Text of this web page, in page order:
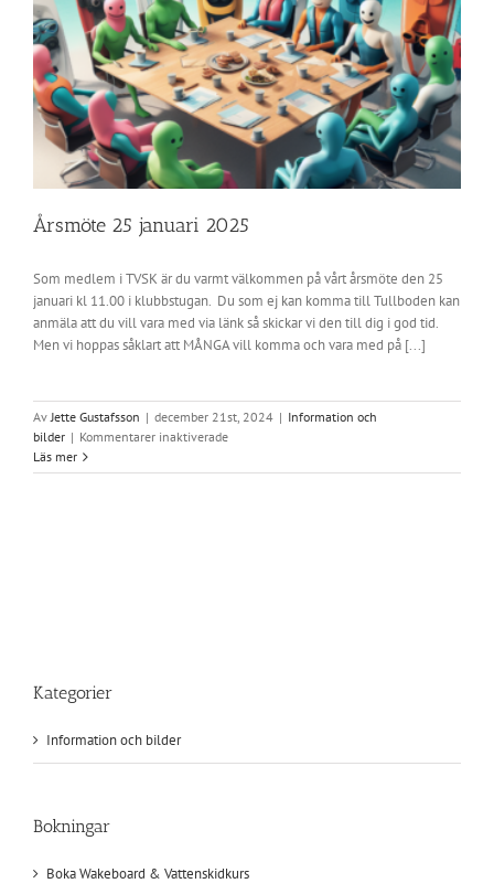
Årsmöte 25 januari 2025
Som medlem i TVSK är du varmt välkommen på vårt årsmöte den 25
januari kl 11.00 i klubbstugan. Du som ej kan komma till Tullboden kan
anmäla att du vill vara med via länk så skickar vi den till dig i god tid.
Men vi hoppas såklart att MÅNGA vill komma och vara med på [...]
AvJette Gustafsson | december 21st, 2024 | Information och
bilder | Kommentarer inaktiveradeför
25
Läs mer
Kategorier
Information och bilder
Bokningar
Boka Wakeboard & Vattenskidkurs